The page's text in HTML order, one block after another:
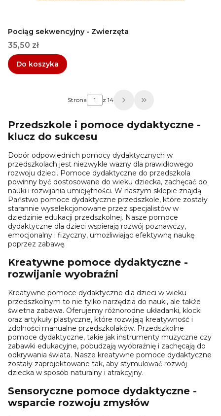
Pociąg sekwencyjny - Zwierzęta
Cena
35,50 zł
Do koszyka
Strona z 14 Przejdź do ostatniej
Przedszkole i pomoce dydaktyczne -
klucz do sukcesu
Dobór odpowiednich pomocy dydaktycznych w
przedszkolach jest niezwykle ważny dla prawidłowego
rozwoju dzieci. Pomoce dydaktyczne do przedszkola
powinny być dostosowane do wieku dziecka, zachęcać do
nauki i rozwijania umiejętności. W naszym sklepie znajdą
Państwo pomoce dydaktyczne przedszkole, które zostały
starannie wyselekcjonowane przez specjalistów w
dziedzinie edukacji przedszkolnej. Nasze pomoce
dydaktyczne dla dzieci wspierają rozwój poznawczy,
emocjonalny i fizyczny, umożliwiając efektywną naukę
poprzez zabawę.
Kreatywne pomoce dydaktyczne -
rozwijanie wyobraźni
Kreatywne pomoce dydaktyczne dla dzieci w wieku
przedszkolnym to nie tylko narzędzia do nauki, ale także
świetna zabawa. Oferujemy różnorodne układanki, klocki
oraz artykuły plastyczne, które rozwijają kreatywność i
zdolności manualne przedszkolaków. Przedszkolne
pomoce dydaktyczne, takie jak instrumenty muzyczne czy
zabawki edukacyjne, pobudzają wyobraźnię i zachęcają do
odkrywania świata. Nasze kreatywne pomoce dydaktyczne
zostały zaprojektowane tak, aby stymulować rozwój
dziecka w sposób naturalny i atrakcyjny.
Sensoryczne pomoce dydaktyczne -
wsparcie rozwoju zmysłów